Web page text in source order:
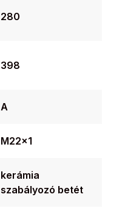
280
398
A
M22x1
kerámia
szabályozó betét